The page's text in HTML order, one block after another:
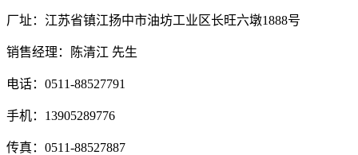
厂址：江苏省镇江扬中市油坊工业区长旺六墩1888号
销售经理：陈清江 先生
电话：0511-88527791
手机：13905289776
传真：0511-88527887